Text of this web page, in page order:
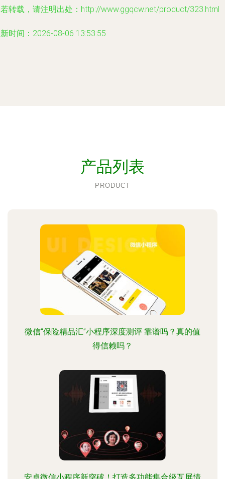
转载，请注明出处：http://www.ggqcw.net/product/323.html
时间：2026-08-06 13:53:55
产品列表
PRODUCT
微信“保险精品汇”小程序深度测评 靠谱吗？真的值
得信赖吗？